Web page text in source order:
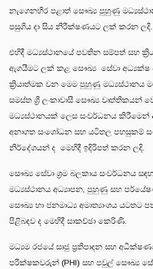
නැගෙනහිර පළාත් සෞඛ්‍ය පුහුණු
පසුගිය දා සිය නිරීක්ෂණයට ලක් කරන ලදි.
එහිදී මධ්‍යස්ථානයේ පවතින සම්පත් සහ
ඇගයීමට ලක් කළ සෞඛ්‍ය සේවා අධ්‍යක්ෂ
ක්‍රියාත්මක වන මෙම පුහුණු මධ්‍යස්ථානය
සමස්ත ශ්‍රී ලංකාවාසී සෞඛ්‍ය
මධ්‍යස්ථානයක් ලෙස සංවර්ධනය කිරීමෙන්
අනාගත සංශෝධන සහ යටිතල පහසුකම්
නිර්දේශයන් ද මෙහිදී ඉදිරිපත් කරන ලදි.
සෞඛ්‍ය සේවා ශ්‍රම බලකාය සංවර්ධනය
මධ්‍යස්ථානය අධ්‍යාපන, පුහුණු සහ
සෞඛ්‍ය හා ජනමාධ්‍ය අමාත්‍යාංශය යටතට
පිළිබඳව ද මෙහිදී සාකච්ඡා කෙරිණි.
මධ්‍යම රජයේ සෘජු ප්‍රතිපාදන සහ
පරීක්ෂකවරුන් (PHI) සහ පවුල් සෞඛ්‍ය